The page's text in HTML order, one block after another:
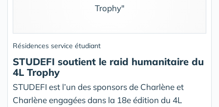
Résidences service étudiant
STUDEFI soutient le raid humanitaire du
4L Trophy
STUDEFI est l’un des sponsors de Charlène et
Charlène engagées dans la 18e édition du 4L